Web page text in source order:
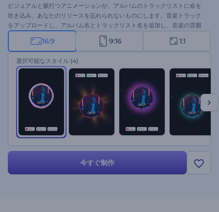
ビジュアルと脈打つアニメーションが、アルバムのトラックリストに命を
吹き込み、あなたのリリースを忘れられないものにします。音楽トラック
をアップロードし、アルバム名とトラックリスト名を追加し、音楽の雰囲
気に合ったスタイルを選択するだけで、簡単にカスタマイズできます。ア
ルバムのプロモ、ニューシングルのリリース、音楽チャンネルの動画、そ
の他の音楽プロジェクトに最適です。今すぐお試しを！
16:9 9:16 1:1
選択可能なスタイル (4)
今すぐ制作